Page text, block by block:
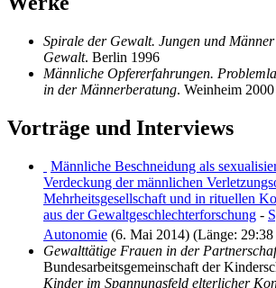
Spirale der Gewalt. Jungen und
Gewalt. Berlin 1996
Männliche Opfererfahrungen.
in der Männerberatung. Weinheim 2000
Vorträge und Interviews
Männliche Beschneidung als
Verdeckung der männlichen
Mehrheitsgesellschaft und in rituellen
aus der Gewaltgeschlechterforschung -
Autonomie (6. Mai 2014) (Länge:
Gewalttätige Frauen in der
Bundesarbeitsgemeinschaft der
Kinder im Spannungsfeld elterlicher